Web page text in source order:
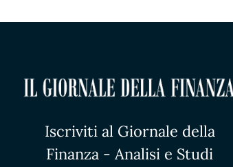
Iscriviti al Giornale della
Finanza - Analisi e Studi